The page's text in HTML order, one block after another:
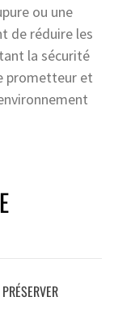
ou une
de réduire les
la sécurité
prometteur et